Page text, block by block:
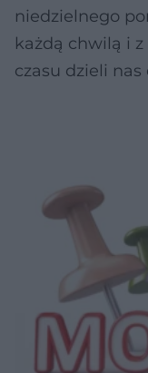
niedzielnego
każdą chwilą i
czasu dzieli nas